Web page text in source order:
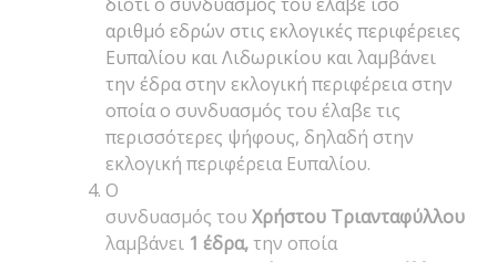
αριθμό εδρών στις εκλογικές περιφέρειες
Ευπαλίου και Λιδωρικίου και λαμβάνει
την έδρα στην εκλογική περιφέρεια στην
οποία ο συνδυασμός του έλαβε τις
περισσότερες ψήφους, δηλαδή στην
εκλογική περιφέρεια Ευπαλίου.
Ο
συνδυασμός του Χρήστου Τριανταφύλλου
λαμβάνει 1 έδρα,την οποία